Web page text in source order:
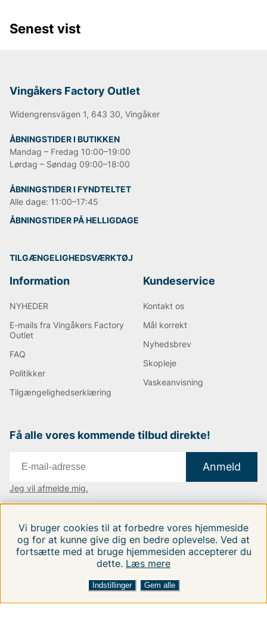
er Levi’s Det bruges til tøj verden rundt. Oprindeligt var
Levi's kun et produktnavn på de
Andre populære mærker:
NN07
Björn Borg
Replay
Oscar Jacobson
Senest vist
Vingåkers Factory Outlet
Widengrensvägen 1, 643 30, Vingåker
ÅBNINGSTIDER I BUTIKKEN
Mandag – Fredag 10:00–19:00
Lørdag – Søndag 09:00–18:00
ÅBNINGSTIDER I FYNDTELTET
Alle dage: 11:00–17:45
ÅBNINGSTIDER PÅ HELLIGDAGE
TILGÆNGELIGHEDSVÆRKTØJ
Information
NYHEDER
E-mails fra Vingåkers Factory
Outlet
FAQ
Politikker
Tilgængelighedserklæring
Kundeservice
Kontakt os
Mål korrekt
Nyhedsbrev
Skopleje
Vaskeanvisning
Få alle vores kommende tilbud direkte!
Anmeld
Jeg vil afmelde mig.
Følg os på vores sociale medier.
Vi bruger cookies til at forbedre vores hjemmeside
og for at kunne give dig en bedre oplevelse. Ved at
fortsætte med at bruge hjemmesiden accepterer du
dette. Læs mere
Indstillinger Gem alle